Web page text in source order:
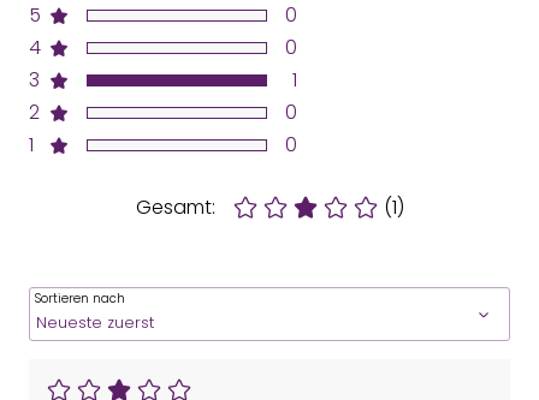
5
4
3
2
1
0
0
1
0
0
Gesamt: (1)
Sortieren nach